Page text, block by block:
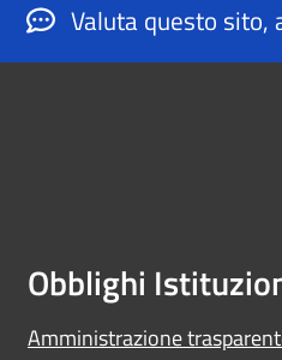
Valuta questo sito,
Obblighi
Amministrazione